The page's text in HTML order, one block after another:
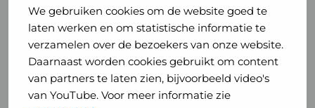
We gebruiken cookies om de website goed te
laten werken en om statistische informatie te
verzamelen over de bezoekers van onze website.
Daarnaast worden cookies gebruikt om content
van partners te laten zien, bijvoorbeeld video's
van YouTube. Voor meer informatie zie
of
GGD
GHOR
Nederland
of
GGD
GHOR
Nederland
GGD Reizen op social media
GGD Reizen